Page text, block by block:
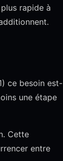
rapide à
ce besoin est-
une étape
Cette
entre